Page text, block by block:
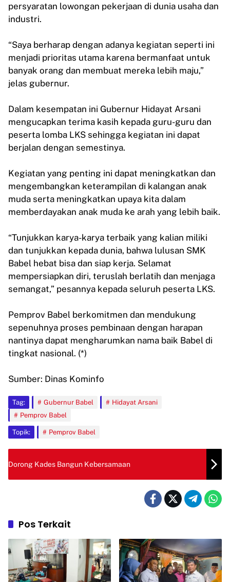
persyaratan lowongan pekerjaan di dunia usaha dan
industri.
“Saya berharap dengan adanya kegiatan seperti ini
menjadi prioritas utama karena bermanfaat untuk
banyak orang dan membuat mereka lebih maju,”
jelas gubernur.
Dalam kesempatan ini Gubernur Hidayat Arsani
mengucapkan terima kasih kepada guru-guru dan
peserta lomba LKS sehingga kegiatan ini dapat
berjalan dengan semestinya.
Kegiatan yang penting ini dapat meningkatkan dan
mengembangkan keterampilan di kalangan anak
muda serta meningkatkan upaya kita dalam
memberdayakan anak muda ke arah yang lebih baik.
“Tunjukkan karya-karya terbaik yang kalian miliki
dan tunjukkan kepada dunia, bahwa lulusan SMK
Babel hebat bisa dan siap kerja. Selamat
mempersiapkan diri, teruslah berlatih dan menjaga
semangat,” pesannya kepada seluruh peserta LKS.
Pemprov Babel berkomitmen dan mendukung
sepenuhnya proses pembinaan dengan harapan
nantinya dapat mengharumkan nama baik Babel di
tingkat nasional. (*)
Sumber: Dinas Kominfo
Tag: Gubernur Babel
Hidayat Arsani
Pemprov Babel
Topik: Pemprov Babel
Dorong Kades Bangun Kebersamaan
Pos Terkait